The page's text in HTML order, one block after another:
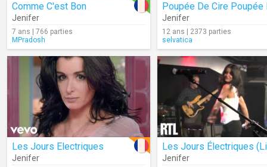
Comme C'est Bon
Jenifer
7 ans | 766 parties
MPradosh
Jenifer
12 ans | 2373 parties
selvatica
Les Jours Electriques
Jenifer
Les Jours Électriques
Jenifer